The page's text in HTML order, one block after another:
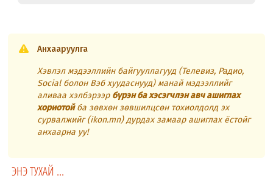
Анхааруулга
Хэвлэл мэдээллийн байгууллагууд (Телевиз, Радио,
Social болон Вэб хуудаснууд) манай мэдээллийг
аливаа хэлбэрээр бүрэн ба хэсэгчлэн авч ашиглах
хориотойба зөвхөн зөвшилцсөн тохиолдолд эх
сурвалжийг (ikon.mn) дурдах замаар ашиглах ёстойг
анхаарна уу!
ЭНЭ ТУХАЙ ...